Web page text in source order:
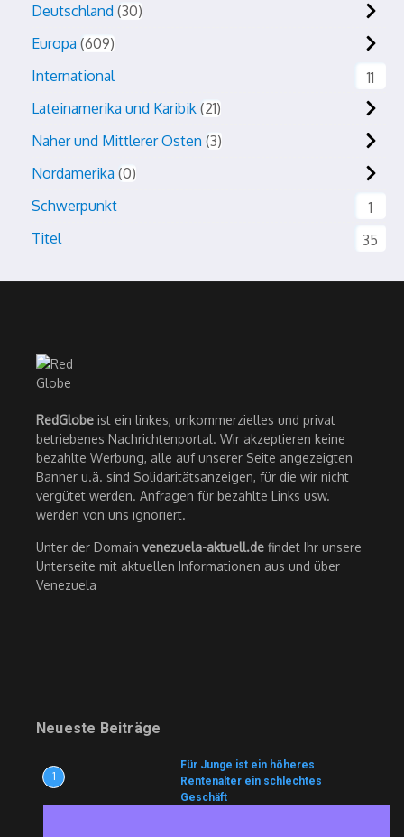
Deutschland 30
Europa 609
International
11
Lateinamerika und Karibik 21
Naher und Mittlerer Osten 3
Nordamerika 0
Schwerpunkt
1
Titel
35
RedGlobe ist ein linkes, unkommerzielles und privat
betriebenes Nachrichtenportal. Wir akzeptieren keine
bezahlte Werbung, alle auf unserer Seite angezeigten
Banner u.ä. sind Solidaritätsanzeigen, für die wir nicht
vergütet werden. Anfragen für bezahlte Links usw.
werden von uns ignoriert.
Unter der Domain venezuela-aktuell.de findet Ihr unsere
Unterseite mit aktuellen Informationen aus und über
Venezuela
Neueste Beiträge
1
Für Junge ist ein höheres
Rentenalter ein schlechtes
Geschäft